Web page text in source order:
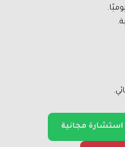
استشارة مجانية